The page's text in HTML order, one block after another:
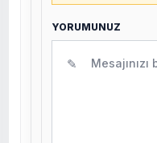
YORUMUNUZ
✎